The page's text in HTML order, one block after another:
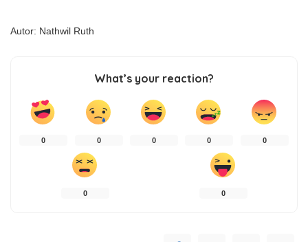
Autor: Nathwil Ruth
What’s your reaction?
0 0 0 0 0
0 0